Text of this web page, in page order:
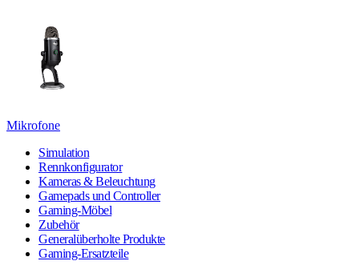
Mikrofone
Simulation
Rennkonfigurator
Kameras & Beleuchtung
Gamepads und Controller
Gaming-Möbel
Zubehör
Generalüberholte Produkte
Gaming-Ersatzteile